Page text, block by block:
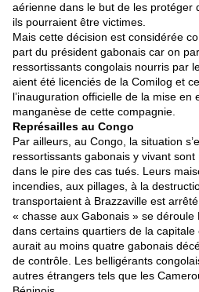
aérienne dans le but de les protéger
ils pourraient être victimes.
Mais cette décision est considérée
part du président gabonais car on
ressortissants congolais nourris par
aient été licenciés de la Comilog et
l’inauguration officielle de la mise
manganèse de cette compagnie.
Représailles au Congo
Par ailleurs, au Congo, la situation
ressortissants gabonais y vivant
dans le pire des cas tués. Leurs
incendies, aux pillages, à la
transportaient à Brazzaville est
« chasse aux Gabonais » se déroule
dans certains quartiers de la capitale
aurait au moins quatre gabonais
de contrôle. Les belligérants
autres étrangers tels que les